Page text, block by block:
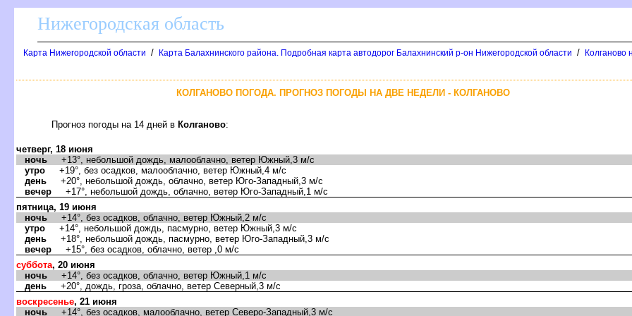
Нижегородская область
Карта Нижегородской области / Карта Балахнинского района. Подробная карта автодорог Балахнинский р-он Нижегородской области / Колганово
КОЛГАНОВО ПОГОДА. ПРОГНОЗ ПОГОДЫ НА ДВЕ НЕДЕЛИ - КОЛГАНОВО
Прогноз погоды на 14 дней Колганово:
четверг, 18 июня
ночь +13°, небольшой дождь, малооблачно, ветер Южный,3 м/с
утро +19°, без осадков, малооблачно, ветер Южный,4 м/с
день +20°, небольшой дождь, облачно, ветер Юго-Западный,3 м/с
ечер +17°, небольшой дождь, облачно, ветер Юго-Западный,1 м/с
пятница, 19 июня
ночь +14°, без осадков, облачно, ветер Южный,2 м/с
утро +14°, небольшой дождь, пасмурно, ветер Южный,3 м/с
день +18°, небольшой дождь, пасмурно, ветер Юго-Западный,3 м/с
ечер +15°, без осадков, облачно, ветер ,0 м/с
суббота, 20 июня
ночь +14°, без осадков, облачно, ветер Южный,1 м/с
день +20°, дождь, гроза, облачно, ветер Северный,3 м/с
оскресенье, 21 июня
ночь +14°, без осадков, малооблачно, ветер Северо-Западный,3 м/с